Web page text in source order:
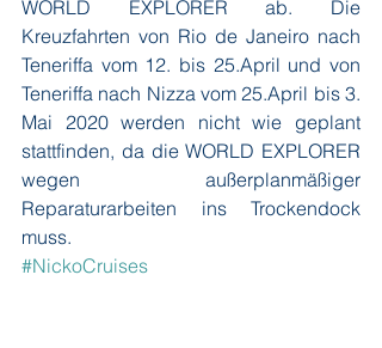
WORLD EXPLORER ab. Die
Kreuzfahrten von Rio de Janeiro nach
Teneriffa vom 12. bis 25.April und von
Teneriffa nach Nizza vom 25.April bis 3.
Mai 2020 werden nicht wie geplant
stattfinden, da die WORLD EXPLORER
wegen außerplanmäßiger
Reparaturarbeiten ins Trockendock
muss.
#NickoCruises